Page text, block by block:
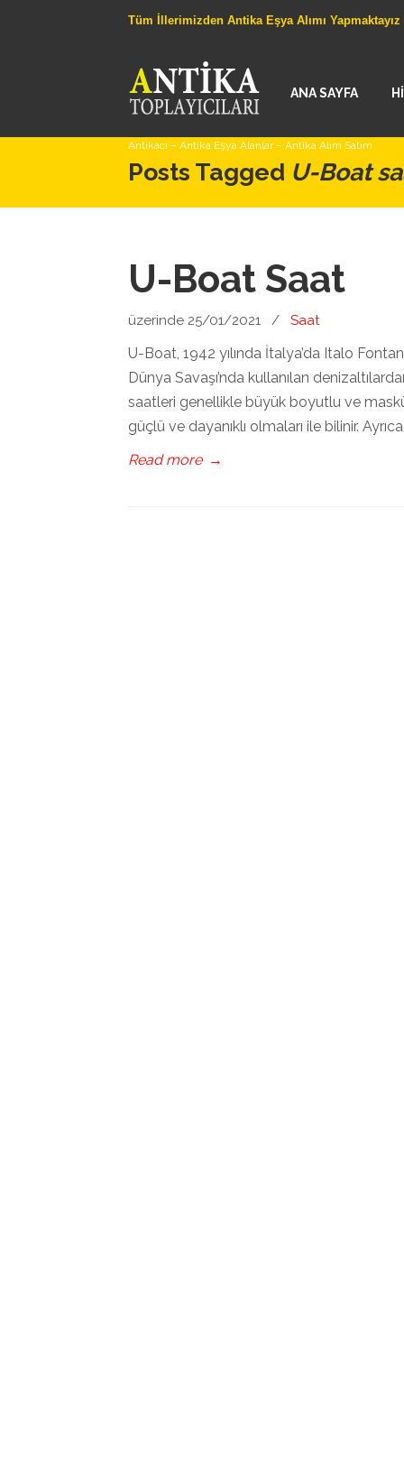
Tüm İllerimizden Antika Eşya Alımı Yapmaktayız
Antikacı – Antika Eşya Alanlar – Antika Alım Satım
ANA SAYFA
Posts Tagged U-Boat
U-Boat Saat
üzerinde 25/01/2021 / Saat
U-Boat, 1942 yılında İtalya’da Italo
Dünya Savaşı’nda kullanılan
saatleri genellikle büyük boyutlu ve
güçlü ve dayanıklı olmaları ile bilinir.
Read more →